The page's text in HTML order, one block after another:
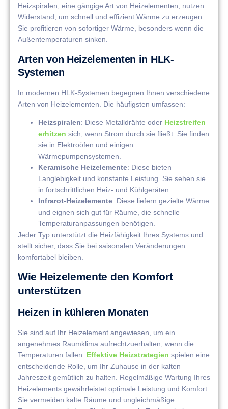
Heizspiralen, eine gängige Art von Heizelementen, nutzen
Widerstand, um schnell und effizient Wärme zu erzeugen.
Sie profitieren von sofortiger Wärme, besonders wenn die
Außentemperaturen sinken.
Arten von Heizelementen in HLK-
Systemen
In modernen HLK-Systemen begegnen Ihnen verschiedene
Arten von Heizelementen. Die häufigsten umfassen:
Heizspiralen: Diese Metalldrähte oder Heizstreifen
erhitzen sich, wenn Strom durch sie fließt. Sie finden
sie in Elektroöfen und einigen
Wärmepumpensystemen.
Keramische Heizelemente: Diese bieten
Langlebigkeit und konstante Leistung. Sie sehen sie
in fortschrittlichen Heiz- und Kühlgeräten.
Infrarot-Heizelemente: Diese liefern gezielte Wärme
und eignen sich gut für Räume, die schnelle
Temperaturanpassungen benötigen.
Jeder Typ unterstützt die Heizfähigkeit Ihres Systems und
stellt sicher, dass Sie bei saisonalen Veränderungen
komfortabel bleiben.
Wie Heizelemente den Komfort
unterstützen
Heizen in kühleren Monaten
Sie sind auf Ihr Heizelement angewiesen, um ein
angenehmes Raumklima aufrechtzuerhalten, wenn die
Temperaturen fallen. Effektive Heizstrategien spielen eine
entscheidende Rolle, um Ihr Zuhause in der kalten
Jahreszeit gemütlich zu halten. Regelmäßige Wartung Ihres
Heizelements gewährleistet optimale Leistung und Komfort.
Sie vermeiden kalte Räume und ungleichmäßige